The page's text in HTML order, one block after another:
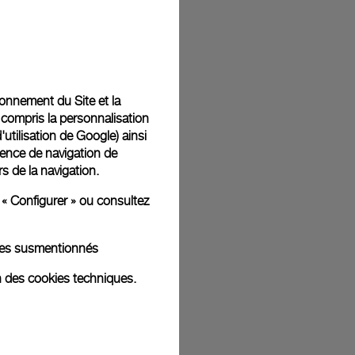
d'illustration. Les coloris et tailles peuvent varier par rapport
du Site et la
la personnalisation
de Google) ainsi
de navigation de
de la navigation.
Configurer » ou consultez
susmentionnés
des cookies techniques.